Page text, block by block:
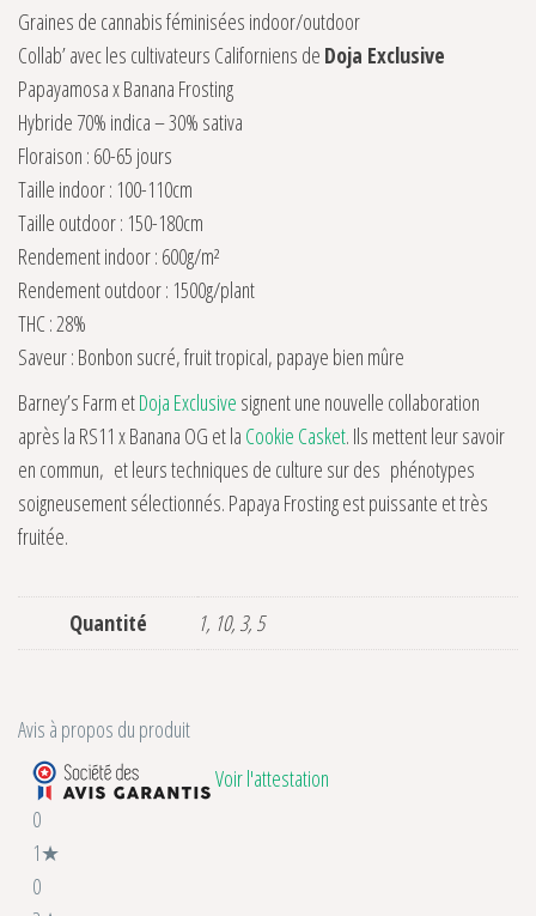
Graines de cannabis féminisées indoor/outdoor
Collab’ avec les cultivateurs Californiens de Doja Exclusive
Papayamosa x Banana Frosting
Hybride 70% indica – 30% sativa
Floraison : 60-65 jours
Taille indoor : 100-110cm
Taille outdoor : 150-180cm
Rendement indoor : 600g/m²
Rendement outdoor : 1500g/plant
THC : 28%
Saveur : Bonbon sucré, fruit tropical, papaye bien mûre
Barney’s Farm etDoja Exclusive signent une nouvelle collaboration
après la RS11 x Banana OG et la Cookie Casket. Ils mettent leur savoir
en commun, et leurs techniques de culture sur des phénotypes
soigneusement sélectionnés. Papaya Frosting est puissante et très
fruitée.
Quantité 1, 10, 3, 5
Avis à propos du produit
Voir l'attestation
0
1★
0